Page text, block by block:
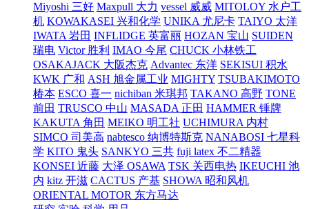
Miyoshi 三好 Maxpull 大力 vessel 威威 MITOLOY 水户工
机 KOWAKASEI 兴和化学 UNIKA 尤尼卡 TAIYO 太洋
IWATA 岩田 INFLIDGE 英富丽 HOZAN 宝山 SUIDEN
瑞电 Victor 胜利 IMAO 今尾 CHUCK 小林铁工
OSAKAJACK 大阪杰克 Advantec 东洋 SEKISUI 积水
KWK 广和 ASH 旭金属工业 MIGHTY TSUBAKIMOTO
椿本 ESCO 喜一 nichiban 米琪邦 TAKANO 高野 TONE
前田 TRUSCO 中山 MASADA 正田 HAMMER 锤牌
KAKUTA 角田 MEIKO 明工社 UCHIMURA 内村
SIMCO 司美高 nabtesco 纳博特斯克 NANABOSI 七星科
学 KITO 鬼头 SANKYO 三共 fuji latex 不二精器
KONSEI 近藤 大泽 OSAWA TSK 关西电热 IKEUCHI 池
内 kitz 开滋 CACTUS 产基 SHOWA 昭和风机
ORIENTAL MOTOR 东方马达